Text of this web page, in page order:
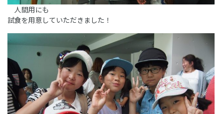
人間用にも
試食を用意していただきました！